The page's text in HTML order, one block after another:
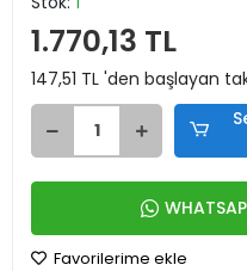
1.770,13 TL
147,51 TL 'den başlayan
Favorilerime ekle